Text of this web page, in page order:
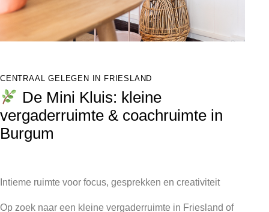
CENTRAAL GELEGEN IN FRIESLAND
De Mini Kluis: kleine
vergaderruimte & coachruimte in
Burgum
Intieme ruimte voor focus, gesprekken en creativiteit
Op zoek naar een kleine vergaderruimte in Friesland of